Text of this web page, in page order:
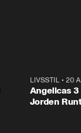
LIVSSTIL• 20
Angelicas
Jorden